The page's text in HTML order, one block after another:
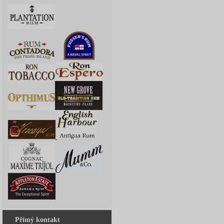
Přímý kontakt